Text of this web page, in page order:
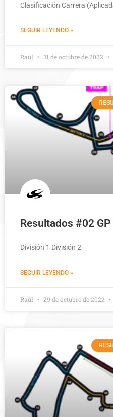
Clasificación Carrera
SEGUIR LEYENDO »
Raúl 31 de octubre de 2022
Resultados #02
División 1 División 2
SEGUIR LEYENDO »
Raúl 29 de octubre de 2022